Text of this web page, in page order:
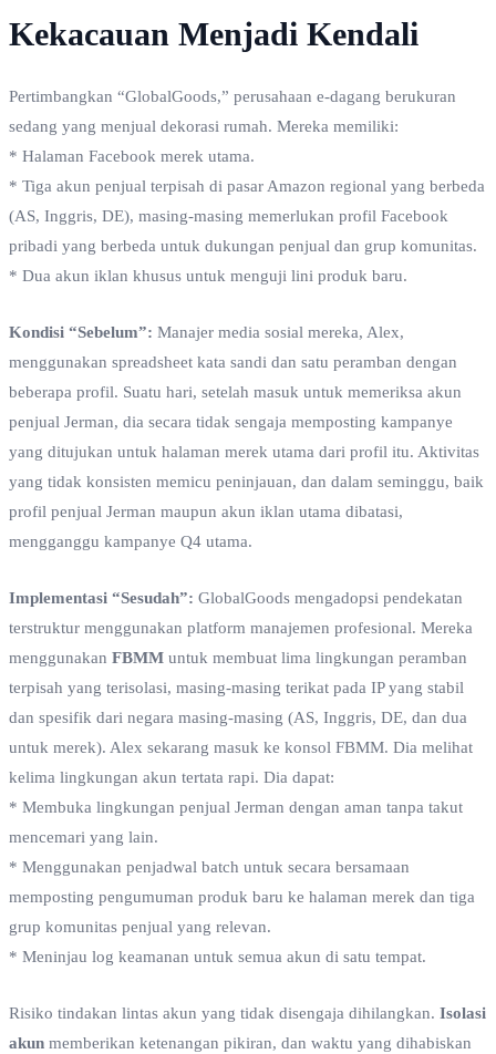
Kekacauan Menjadi Kendali
Pertimbangkan “GlobalGoods,” perusahaan e-dagang berukuran
sedang yang menjual dekorasi rumah. Mereka memiliki:
* Halaman Facebook merek utama.
* Tiga akun penjual terpisah di pasar Amazon regional yang berbeda
(AS, Inggris, DE), masing-masing memerlukan profil Facebook
pribadi yang berbeda untuk dukungan penjual dan grup komunitas.
* Dua akun iklan khusus untuk menguji lini produk baru.
Kondisi “Sebelum”: Manajer media sosial mereka, Alex,
menggunakan spreadsheet kata sandi dan satu peramban dengan
beberapa profil. Suatu hari, setelah masuk untuk memeriksa akun
penjual Jerman, dia secara tidak sengaja memposting kampanye
yang ditujukan untuk halaman merek utama dari profil itu. Aktivitas
yang tidak konsisten memicu peninjauan, dan dalam seminggu, baik
profil penjual Jerman maupun akun iklan utama dibatasi,
mengganggu kampanye Q4 utama.
Implementasi “Sesudah”: GlobalGoods mengadopsi pendekatan
terstruktur menggunakan platform manajemen profesional. Mereka
menggunakan FBMM untuk membuat lima lingkungan peramban
terpisah yang terisolasi, masing-masing terikat pada IP yang stabil
dan spesifik dari negara masing-masing (AS, Inggris, DE, dan dua
untuk merek). Alex sekarang masuk ke konsol FBMM. Dia melihat
kelima lingkungan akun tertata rapi. Dia dapat:
* Membuka lingkungan penjual Jerman dengan aman tanpa takut
mencemari yang lain.
* Menggunakan penjadwal batch untuk secara bersamaan
memposting pengumuman produk baru ke halaman merek dan tiga
grup komunitas penjual yang relevan.
* Meninjau log keamanan untuk semua akun di satu tempat.
Risiko tindakan lintas akun yang tidak disengaja dihilangkan. Isolasi
akun memberikan ketenangan pikiran, dan waktu yang dihabiskan